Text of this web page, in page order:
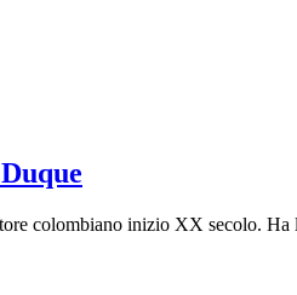
colombiano inizio XX secolo.